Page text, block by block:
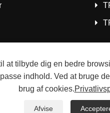
at tilbyde dig en bedre
indhold. Ved at bruge
brug af cookies.
Afvise